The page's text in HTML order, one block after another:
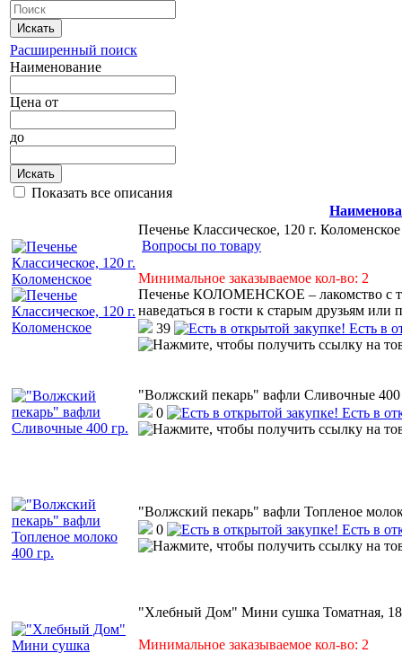
Искать
Расширенный поиск
Наименование
Цена от
до
Искать
Показать все описания
Печенье Классическое, 120 г. Коломенское
Вопросы по товару
Минимальное заказываемое кол-во: 2
Печенье КОЛОМЕНСКОЕ – лакомство с
наведаться в гости к старым друзьям или
39
Есть в
"Волжский пекарь" вафли Сливочные 400
0
Есть в
"Волжский пекарь" вафли Топленое
0
Есть в
"Хлебный Дом" Мини сушка Томатная,
Минимальное заказываемое кол-во: 2